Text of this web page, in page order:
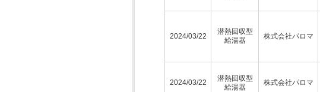
2024/03/22
潜熱回収型
給湯器
株式会社パロマ
2024/03/22
潜熱回収型
給湯器
株式会社パロマ